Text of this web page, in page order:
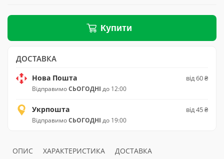
Купити
ДОСТАВКА
Нова Пошта
ВідправимоСЬОГОДНІ до 12:00
від 60 ₴
Укрпошта
ВідправимоСЬОГОДНІ до 19:00
від 45 ₴
ОПИС ХАРАКТЕРИСТИКА ДОСТАВКА